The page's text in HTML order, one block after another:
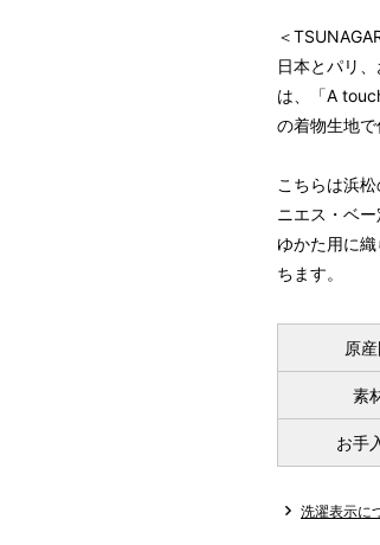
＜
日本とパリ
は、「A
の着物生地で
こちらは浜
ニエス・ベー
ゆかた用に
ちます。
原
素
お手
洗濯表示に